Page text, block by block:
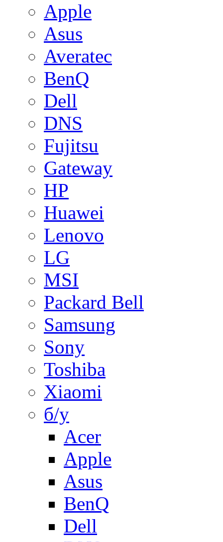
Apple
Asus
Averatec
BenQ
Dell
DNS
Fujitsu
Gateway
HP
Huawei
Lenovo
LG
MSI
Packard Bell
Samsung
Sony
Toshiba
Xiaomi
б/у
Acer
Apple
Asus
BenQ
Dell